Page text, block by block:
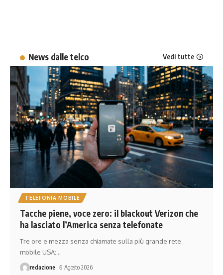
News dalle telco Vedi tutte
TELEFONIA MOBILE
Tacche piene, voce zero: il blackout Verizon che
ha lasciato l’America senza telefonate
Tre ore e mezza senza chiamate sulla più grande rete
mobile USA:…
redazione 9 Agosto 2026